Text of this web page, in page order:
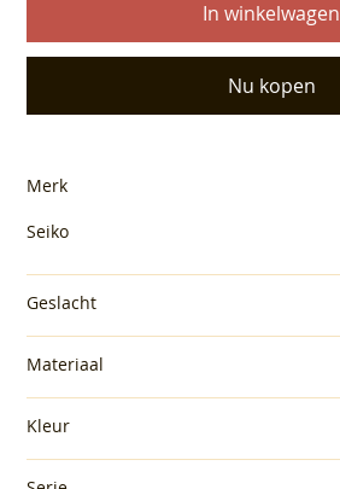
In winkelwagen
Nu kopen
Merk
Seiko
Geslacht
Materiaal
Kleur